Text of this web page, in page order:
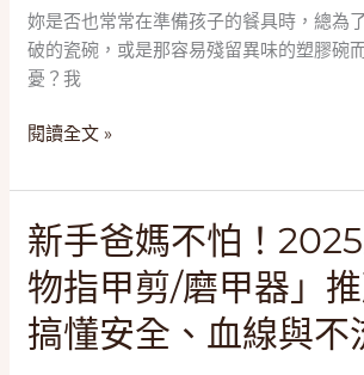
線
馬
達、
倒
與
零
耗
材
妳是否也常常在準備孩子的餐具時，總為
破的瓷碗，或是那容易殘留異味的塑膠碗
憂？我
2025
五
款
童
鏽
碗」
推
薦，
一
閱讀全文 »
新手爸媽不怕！
物指甲剪/磨甲器」
搞懂安全、血線與不
新
手
爸
媽
不